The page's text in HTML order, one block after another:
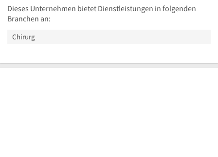
Dieses Unternehmen bietet Dienstleistungen in folgenden
Branchen an:
Chirurg